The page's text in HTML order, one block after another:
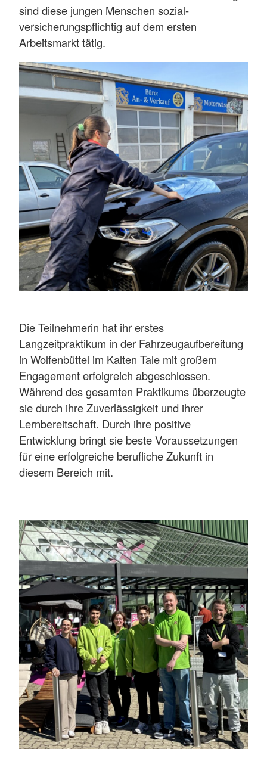
sind diese jungen Menschen sozial-
versicherungspflichtig auf dem ersten
Arbeitsmarkt tätig.
Die Teilnehmerin hat ihr erstes
Langzeitpraktikum in der Fahrzeugaufbereitung
in Wolfenbüttel im Kalten Tale mit großem
Engagement erfolgreich abgeschlossen.
Während des gesamten Praktikums überzeugte
sie durch ihre Zuverlässigkeit und ihrer
Lernbereitschaft. Durch ihre positive
Entwicklung bringt sie beste Voraussetzungen
für eine erfolgreiche berufliche Zukunft in
diesem Bereich mit.